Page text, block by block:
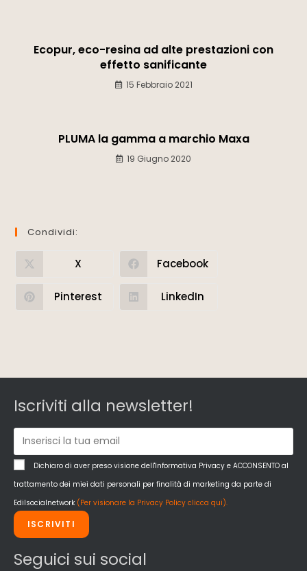
Ecopur, eco-resina ad alte prestazioni con
effetto sanificante
15 Febbraio 2021
PLUMA la gamma a marchio Maxa
19 Giugno 2020
Condividi:
X Facebook
Pinterest LinkedIn
Iscriviti alla newsletter!
Dichiaro di aver preso visione dell'Informativa Privacy e ACCONSENTO al
trattamento dei miei dati personali per finalità di marketing da parte di
Edilsocialnetwork (Per visionare la Privacy Policy clicca qui).
ISCRIVITI
Seguici sui social